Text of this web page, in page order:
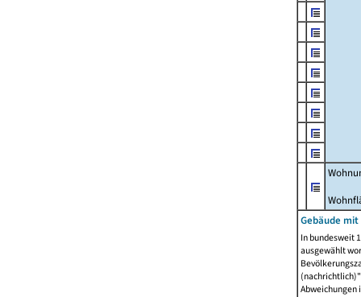
Gebäude
In bundesweit
ausgewählt
Abweichungen